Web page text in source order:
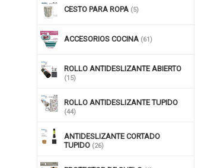
CESTO PARA ROPA (5)
ACCESORIOS COCINA (61)
ROLLO ANTIDESLIZANTE ABIERTO
(15)
ROLLO ANTIDESLIZANTE TUPIDO
(44)
ANTIDESLIZANTE CORTADO
TUPIDO (26)